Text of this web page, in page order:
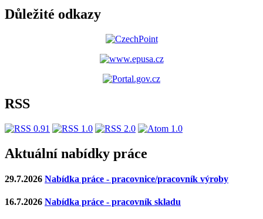
Důležité odkazy
RSS
Aktuální nabídky práce
29.7.2026 Nabídka práce - pracovnice/pracovník výroby
16.7.2026 Nabídka práce - pracovník skladu